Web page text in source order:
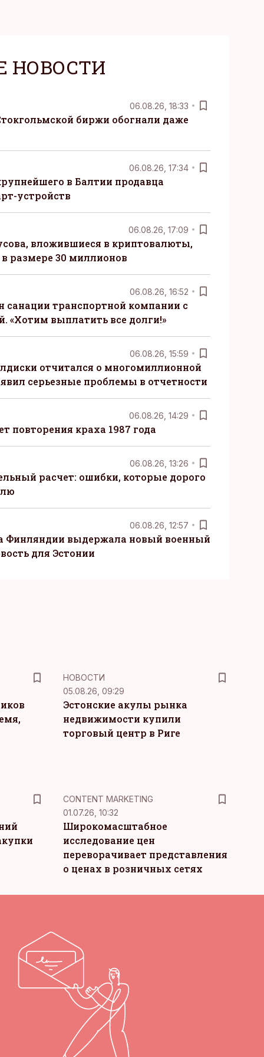
НОВОСТИ
06.08.26, 18:33
биржи обогнали даже
06.08.26, 17:34
в Балтии продавца
устройств
06.08.26, 17:09
вложившиеся в криптовалюты,
размере 30 миллионов
06.08.26, 16:52
санации транспортной компании с
«Хотим выплатить все долги!»
06.08.26, 15:59
отчитался о многомиллионной
серьезные проблемы в отчетности
06.08.26, 14:29
повторения краха 1987 года
06.08.26, 13:26
расчет: ошибки, которые дорого
06.08.26, 12:57
Финляндии выдержала новый военный
для Эстонии
НОВОСТИ
05.08.26, 09:29
Эстонские акулы рынка
недвижимости купили
торговый центр в Риге
KM
CONTENT MARKETING
01.07.26, 10:32
Широкомасштабное
исследование цен
переворачивает представления
о ценах в розничных сетях